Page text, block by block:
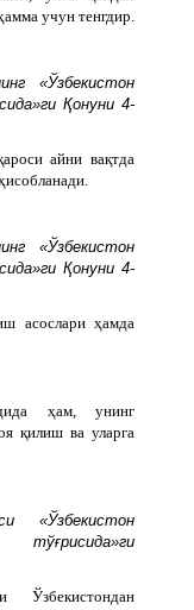
учун тенгдир.
«Ўзбекистон
Қонуни 4-
айни вақтда
«Ўзбекистон
Қонуни 4-
асослари ҳамда
ҳам, унинг
қилиш ва уларга
«Ўзбекистон
тўғрисида»ги
Ўзбекистондан